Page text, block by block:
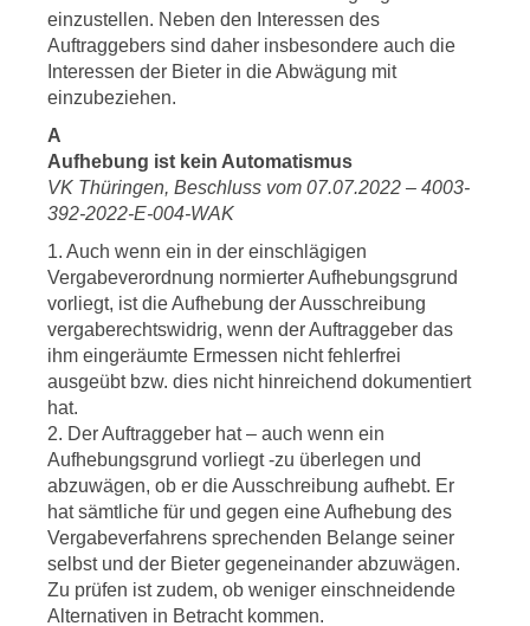
einzustellen. Neben den Interessen des
Auftraggebers sind daher insbesondere auch die
Interessen der Bieter in die Abwägung mit
einzubeziehen.
A
Aufhebung ist kein Automatismus
VK Thüringen, Beschluss vom 07.07.2022 – 4003-
392-2022-E-004-WAK
1. Auch wenn ein in der einschlägigen
Vergabeverordnung normierter Aufhebungsgrund
vorliegt, ist die Aufhebung der Ausschreibung
vergaberechtswidrig, wenn der Auftraggeber das
ihm eingeräumte Ermessen nicht fehlerfrei
ausgeübt bzw. dies nicht hinreichend dokumentiert
hat.
2. Der Auftraggeber hat – auch wenn ein
Aufhebungsgrund vorliegt -zu überlegen und
abzuwägen, ob er die Ausschreibung aufhebt. Er
hat sämtliche für und gegen eine Aufhebung des
Vergabeverfahrens sprechenden Belange seiner
selbst und der Bieter gegeneinander abzuwägen.
Zu prüfen ist zudem, ob weniger einschneidende
Alternativen in Betracht kommen.